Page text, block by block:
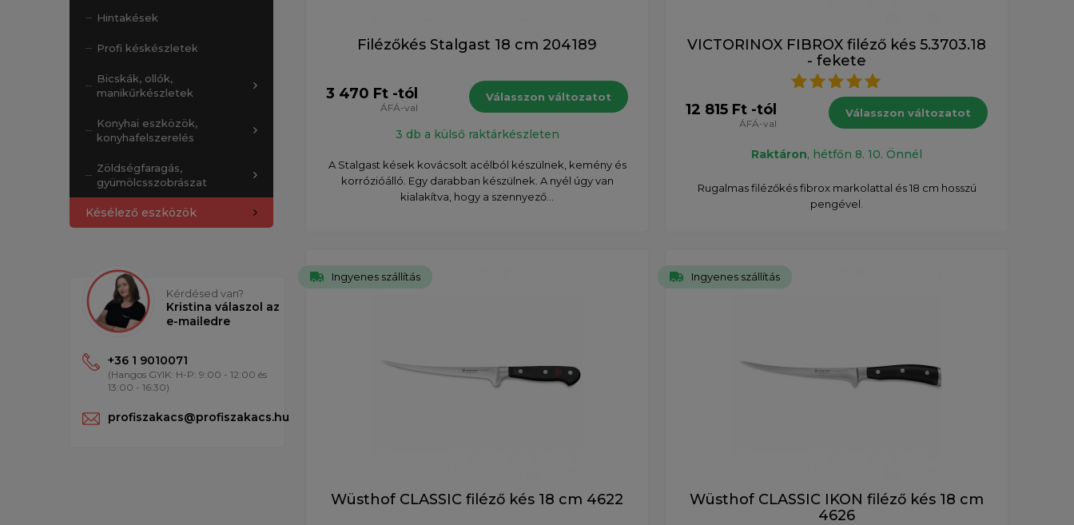
Hintakések
Profi késkészletek
Bicskák, ollók,
manikűrkészletek
Konyhai eszközök,
konyhafelszerelés
Zöldségfaragás,
gyümölcsszobrászat
Késélező eszközök
Kérdésed van?
Kristina válaszol az
e-mailedre
+36 1 9010071
(Hangos GYIK: H-P: 9:00 - 12:00 és
13:00 - 16:30)
profiszakacs@profiszakacs.hu
Filézőkés Stalgast 18 cm 204189
3 470 Ft -tól
ÁFÁ-val
Válasszon változatot
3 db a külső raktárkészleten
A Stalgast kések kovácsolt acélból készülnek, kemény és
korrózióálló. Egy darabban készülnek. A nyél úgy van
kialakítva, hogy a szennyező...
VICTORINOX FIBROX filéző kés 5.3703.18
- fekete
12 815 Ft -tól
ÁFÁ-val
Válasszon változatot
Raktáron, hétfőn 8. 10. Önnél
Rugalmas filézőkés fibrox markolattal és 18 cm hosszú
pengével.
Ingyenes szállítás
Wüsthof CLASSIC filéző kés 18 cm 4622
Ingyenes szállítás
Wüsthof CLASSIC IKON filéző kés 18 cm
4626